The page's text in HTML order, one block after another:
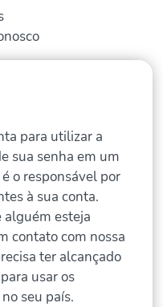
para utilizar a
sua senha em um
o responsável por
à sua conta.
alguém esteja
contato com nossa
ter alcançado
usar os
seu país.